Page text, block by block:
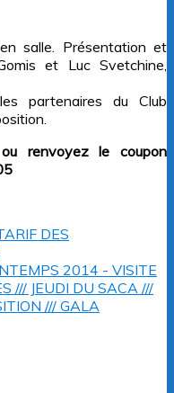
salle. Présentation et
et Luc Svetchine,
partenaires du Club
renvoyez le coupon
DES
2014 - VISITE
/// JEUDI DU SACA ///
/// GALA